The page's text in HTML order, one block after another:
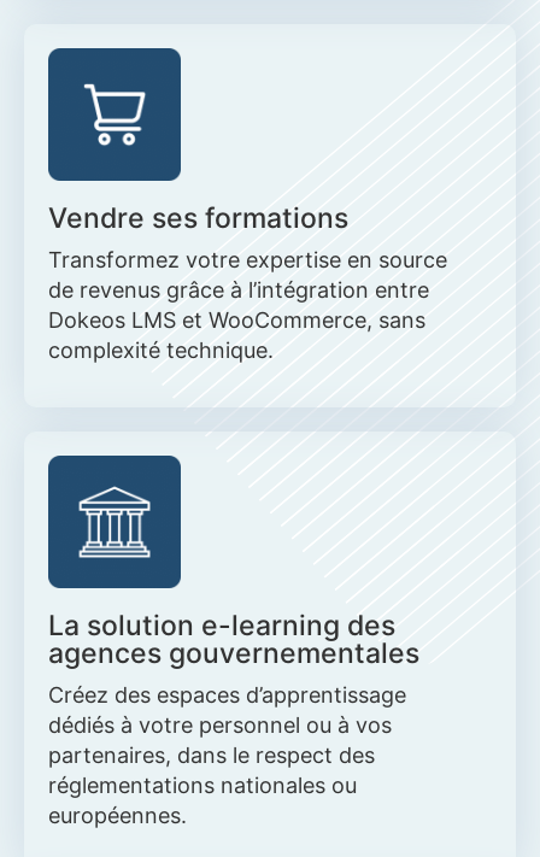
Vendre ses formations
Transformez votre expertise en source
de revenus grâce à l’intégration entre
Dokeos LMS et WooCommerce, sans
complexité technique.
La solution e-learning des
agences gouvernementales
Créez des espaces d’apprentissage
dédiés à votre personnel ou à vos
partenaires, dans le respect des
réglementations nationales ou
européennes.